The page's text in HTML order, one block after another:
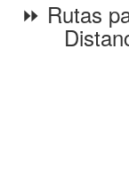
⏩ Rutas